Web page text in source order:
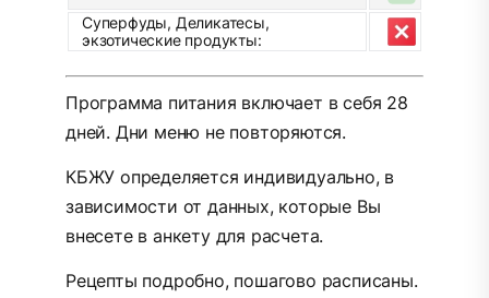
Суперфуды, Деликатесы,
экзотические продукты:
Программа питания включает в себя 28
дней. Дни меню не повторяются.
КБЖУ определяется индивидуально, в
зависимости от данных, которые Вы
внесете в анкету для расчета.
Рецепты подробно, пошагово расписаны.